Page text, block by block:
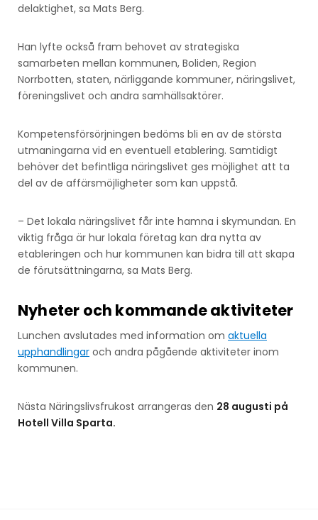
delaktighet, sa Mats Berg.
Han lyfte också fram behovet av strategiska
samarbeten mellan kommunen, Boliden, Region
Norrbotten, staten, närliggande kommuner, näringslivet,
föreningslivet och andra samhällsaktörer.
Kompetensförsörjningen bedöms bli en av de största
utmaningarna vid en eventuell etablering. Samtidigt
behöver det befintliga näringslivet ges möjlighet att ta
del av de affärsmöjligheter som kan uppstå.
– Det lokala näringslivet får inte hamna i skymundan. En
viktig fråga är hur lokala företag kan dra nytta av
etableringen och hur kommunen kan bidra till att skapa
de förutsättningarna, sa Mats Berg.
Nyheter och kommande aktiviteter
Lunchen avslutades med information om aktuella
upphandlingar och andra pågående aktiviteter inom
kommunen.
Nästa Näringslivsfrukost arrangeras den 28 augusti på
Hotell Villa Sparta.